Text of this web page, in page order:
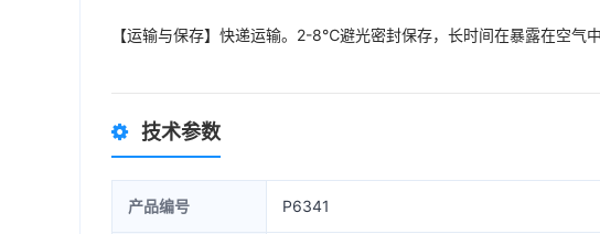
【运输与保存】快递运输。2-8℃避光密封保存，长时间在暴露在空气
技术参数
产品编号 P6341